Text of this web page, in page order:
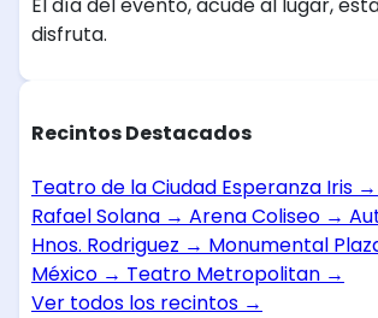
El día del evento, acude al lugar,
disfruta.
Recintos Destacados
Teatro de la Ciudad Esperanza Iris →
Rafael Solana → Arena Coliseo →
Hnos. Rodriguez → Monumental
México → Teatro Metropolitan →
Ver todos los recintos →